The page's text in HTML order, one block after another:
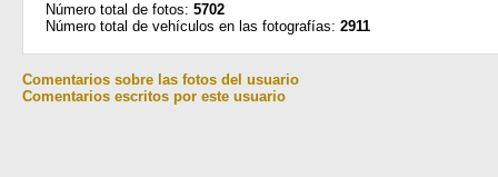
Número total de fotos: 5702
Número total de vehículos en las fotografías: 2911
Comentarios sobre las fotos del usuario
Comentarios escritos por este usuario